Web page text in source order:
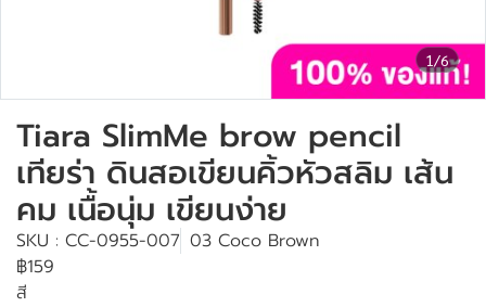
1/6
Tiara SlimMe brow pencil
เทียร่า ดินสอเขียนคิ้วหัวสลิม เส้น
คม เนื้อนุ่ม เขียนง่าย
SKU : CC-0955-007 03 Coco Brown
฿159
สี